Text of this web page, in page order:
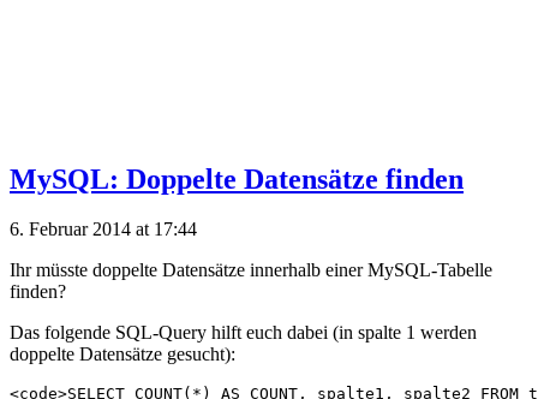
MySQL: Doppelte Datensätze finden
6. Februar 2014 at 17:44
Ihr müsste doppelte Datensätze innerhalb einer MySQL-Tabelle
finden?
Das folgende SQL-Query hilft euch dabei (in spalte 1 werden
doppelte Datensätze gesucht):
<code>SELECT COUNT(*) AS COUNT, spalte1, spalte2